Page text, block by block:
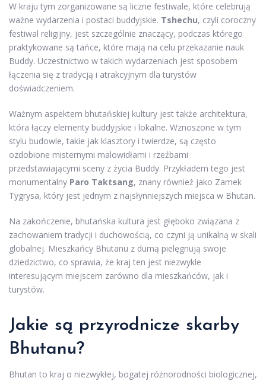
W kraju tym zorganizowane są liczne festiwale, które celebrują
ważne wydarzenia i postaci buddyjskie. Tshechu, czyli coroczny
festiwal religijny, jest szczególnie znaczący, podczas którego
praktykowane są tańce, które mają na celu przekazanie nauk
Buddy. Uczestnictwo w takich wydarzeniach jest sposobem
łączenia się z tradycją i atrakcyjnym dla turystów
doświadczeniem.
Ważnym aspektem bhutańskiej kultury jest także architektura,
która łączy elementy buddyjskie i lokalne. Wznoszone w tym
stylu budowle, takie jak klasztory i twierdze, są często
ozdobione misternymi malowidłami i rzeźbami
przedstawiającymi sceny z życia Buddy. Przykładem tego jest
monumentalny Paro Taktsang, znany również jako Zamek
Tygrysa, który jest jednym z najsłynniejszych miejsca w Bhutan.
Na zakończenie, bhutańska kultura jest głęboko związana z
zachowaniem tradycji i duchowością, co czyni ją unikalną w skali
globalnej. Mieszkańcy Bhutanu z dumą pielęgnują swoje
dziedzictwo, co sprawia, że kraj ten jest niezwykle
interesującym miejscem zarówno dla mieszkańców, jak i
turystów.
Jakie są przyrodnicze skarby
Bhutanu?
Bhutan to kraj o niezwykłej, bogatej różnorodności biologicznej,